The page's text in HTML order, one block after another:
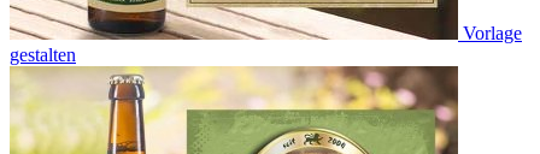
Vorlage
gestalten